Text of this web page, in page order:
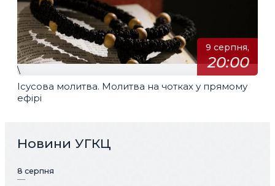
9 серпня,
20:00
\
Ісусова молитва. Молитва на чотках у прямому
ефірі
Новини УГКЦ
8 серпня